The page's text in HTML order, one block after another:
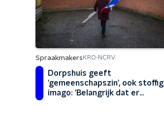
Spraakmakers KRO-NCRV
Dorpshuis geeft
'gemeenschapszin', ook stoffig
imago: 'Belangrijk dat er